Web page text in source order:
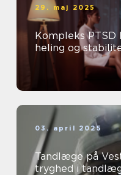
29. maj 2025
Kompleks PTSD
heling og
03. april 2025
Tandlæge på
tryghed i